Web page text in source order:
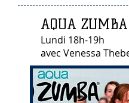
AQUA ZUMBA
Lundi 18h-19h
avec Venessa